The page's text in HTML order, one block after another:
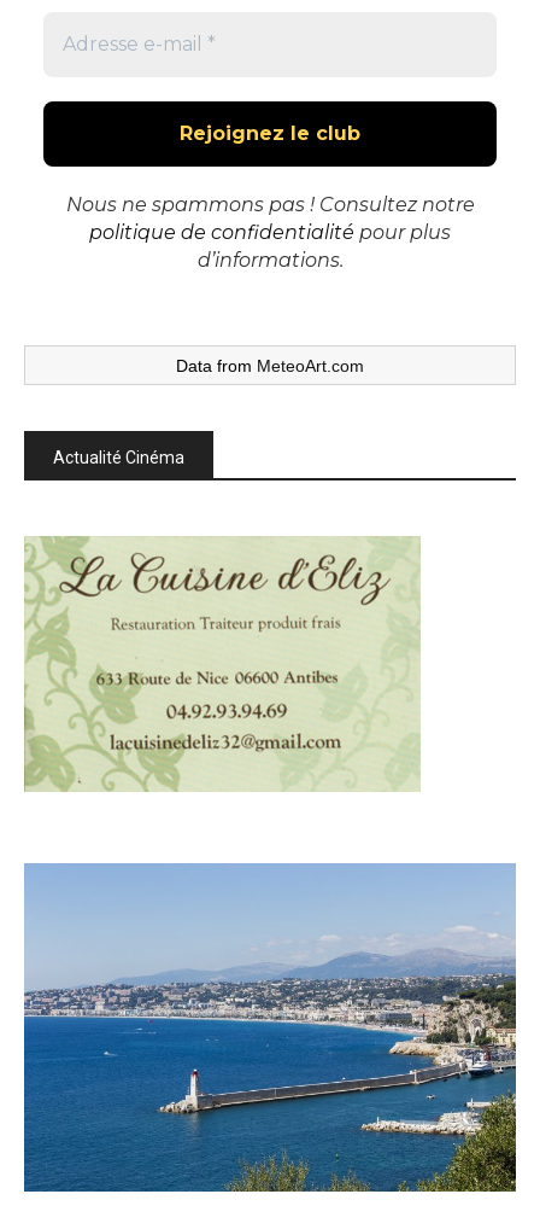
Nous ne spammons pas ! Consultez notre
politique de confidentialité pour plus
d’informations.
Data from MeteoArt.com
Actualité Cinéma